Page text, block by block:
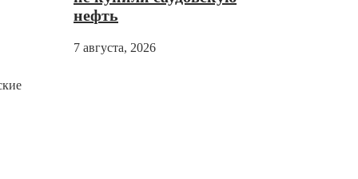
нефть
7 августа, 2026